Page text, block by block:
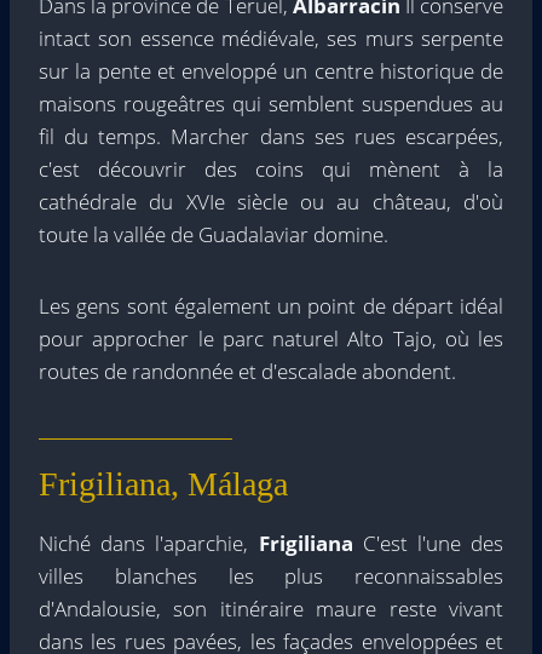
intact son essence médiévale, ses murs serpente
sur la pente et enveloppé un centre historique de
maisons rougeâtres qui semblent suspendues au
fil du temps. Marcher dans ses rues escarpées,
c'est découvrir des coins qui mènent à la
cathédrale du XVIe siècle ou au château, d'où
toute la vallée de Guadalaviar domine.
Les gens sont également un point de départ idéal
pour approcher le parc naturel Alto Tajo, où les
routes de randonnée et d'escalade abondent.
Frigiliana, Málaga
Niché dans l'aparchie, Frigiliana C'est l'une des
villes blanches les plus reconnaissables
d'Andalousie, son itinéraire maure reste vivant
dans les rues pavées, les façades enveloppées et